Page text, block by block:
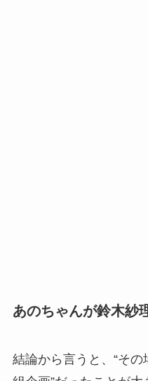
あのちゃんが鈴木紗
結論から言うと、“そ